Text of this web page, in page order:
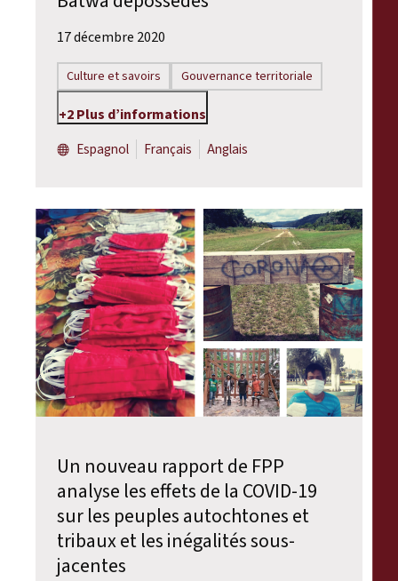
17 décembre 2020
Culture et savoirs Gouvernance territoriale
+2 Plus d’informations
Espagnol
Français Anglais
Un nouveau rapport de FPP
analyse les effets de la COVID-19
sur les peuples autochtones et
tribaux et les inégalités sous-
jacentes